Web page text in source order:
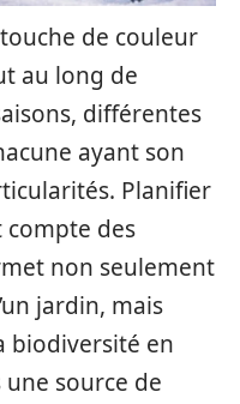
de couleur
au long de
différentes
ayant son
Planifier
compte des
non seulement
jardin, mais
biodiversité en
source de